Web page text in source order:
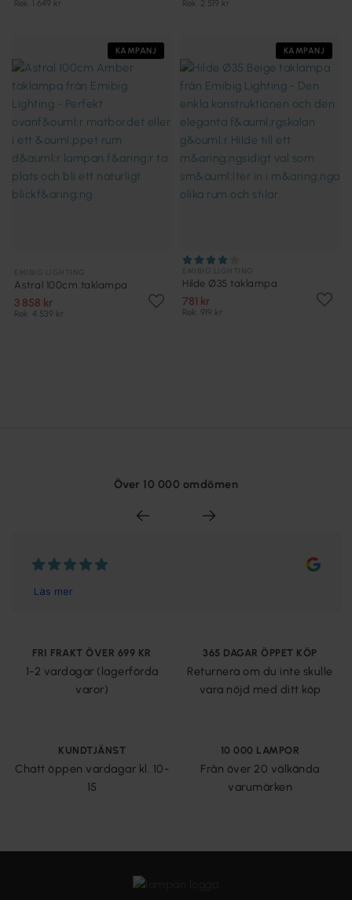
Rek. 1 649 kr Rek. 2 519 kr
KAMPANJ
Astral 100cm taklampa
3 858 kr
Rek. 4 539 kr
KAMPANJ
Hilde Ø35 taklampa
781 kr
Rek. 919 kr
Över 10 000 omdömen
FRI FRAKT ÖVER 699 KR
1-2 vardagar (lagerförda
varor)
365 DAGAR ÖPPET KÖP
Returnera om du inte skulle
vara nöjd med ditt köp
KUNDTJÄNST
Chatt öppen vardagar kl. 10-
15
10 000 LAMPOR
Från över 20 välkända
varumärken